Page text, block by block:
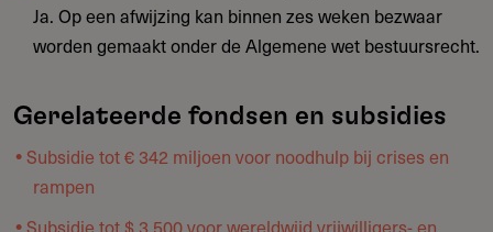
Ja. Op een afwijzing kan binnen zes weken bezwaar
worden gemaakt onder de Algemene wet bestuursrecht.
Gerelateerde fondsen en subsidies
Subsidie tot € 342 miljoen voor noodhulp bij crises en
rampen